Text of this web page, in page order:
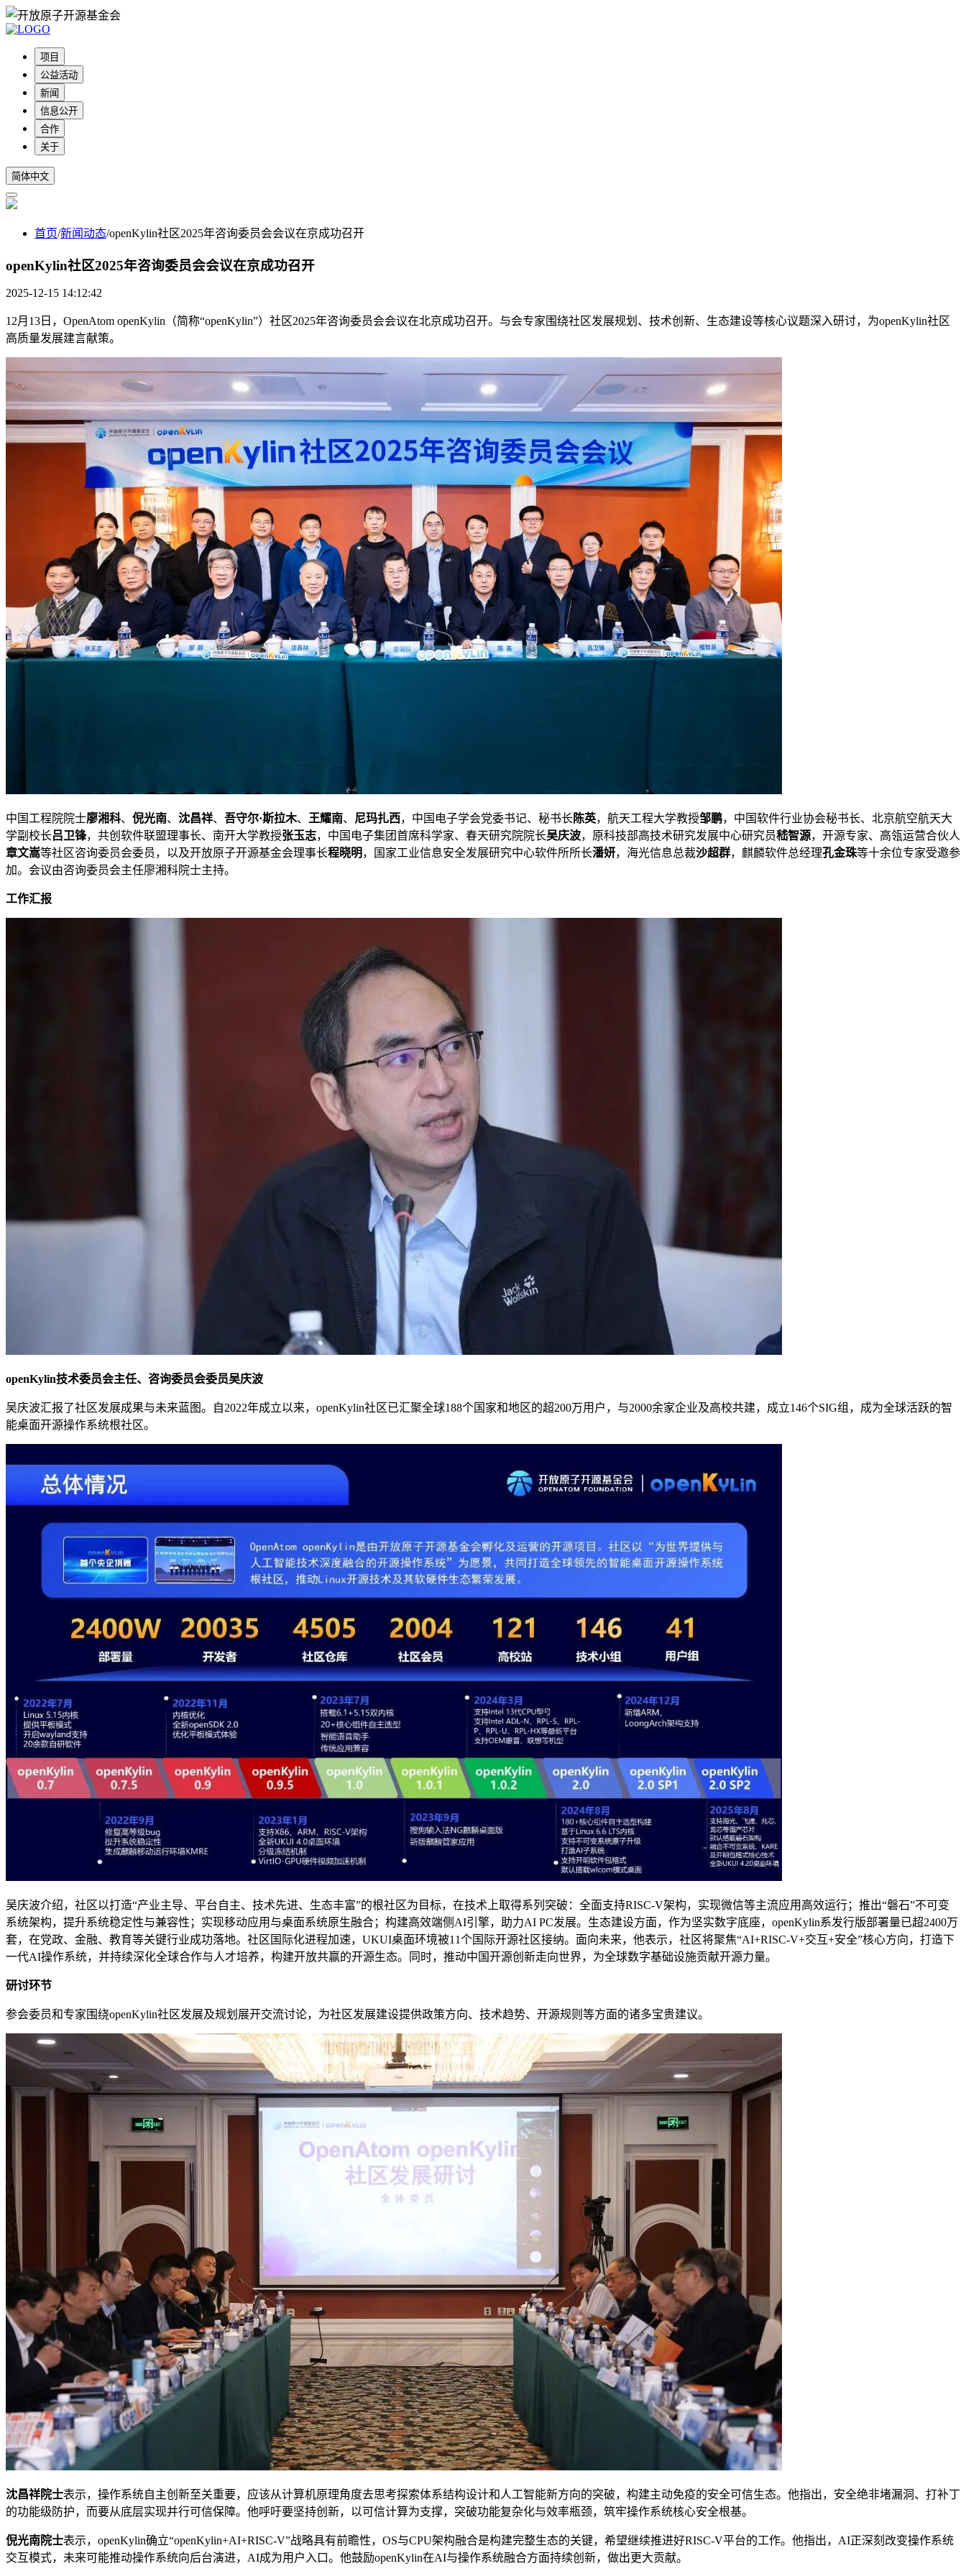
项目
公益活动
新闻
信息公开
合作
关于
简体中文
首页/新闻动态/openKylin社区2025年咨询委员会会议在京成功召开
openKylin社区2025年咨询委员会会议在京成功召开
2025-12-15 14:12:42
12月13日，OpenAtom openKylin（简称“openKylin”）社区2025年咨询委员会会议在北京成功召开。与会专家围绕社区发展规划、技术创新、生态建设等核心议题深入研讨，为openKylin社区
高质量发展建言献策。
中国工程院院士廖湘科、 倪光南、 沈昌祥、 吾守尔·斯拉木、 王耀南、 尼玛扎西，中国电子学会党委书记、秘书长陈英，航天工程大学教授邹鹏，中国软件行业协会秘书长、北京航空航天大
学副校长吕卫锋，共创软件联盟理事长、南开大学教授张玉志，中国电子集团首席科学家、春天研究院院长吴庆波，原科技部高技术研究发展中心研究员嵇智源，开源专家、高瓴运营合伙人
章文嵩等社区咨询委员会委员，以及开放原子开源基金会理事长程晓明 ，国家工业信息安全发展研究中心软件所所长潘妍，海光信息总裁沙超群，麒麟软件总经理孔金珠等十余位专家受邀参
加。会议由咨询委员会主任廖湘科院士主持。
工作汇报
openKylin技术委员会主任、咨询委员会委员吴庆波
吴庆波汇报了社区发展成果与未来蓝图。自2022年成立以来，openKylin社区已汇聚全球188个国家和地区的超200万用户，与2000余家企业及高校共建，成立146个SIG组，成为全球活跃的智
能桌面开源操作系统根社区。
吴庆波介绍，社区以打造“产业主导、平台自主、技术先进、生态丰富”的根社区为目标，在技术上取得系列突破：全面支持RISC-V架构，实现微信等主流应用高效运行；推出“磐石”不可变
系统架构，提升系统稳定性与兼容性；实现移动应用与桌面系统原生融合；构建高效端侧AI引擎，助力AI PC发展。生态建设方面，作为坚实数字底座，openKylin系发行版部署量已超2400万
套，在党政、金融、教育等关键行业成功落地。社区国际化进程加速，UKUI桌面环境被11个国际开源社区接纳。面向未来，他表示，社区将聚焦“AI+RISC-V+交互+安全”核心方向，打造下
一代AI操作系统，并持续深化全球合作与人才培养，构建开放共赢的开源生态。同时，推动中国开源创新走向世界，为全球数字基础设施贡献开源力量。
研讨环节
参会委员和专家围绕openKylin社区发展及规划展开交流讨论，为社区发展建设提供政策方向、技术趋势、开源规则等方面的诸多宝贵建议。
沈昌祥院士表示，操作系统自主创新至关重要，应该从计算机原理角度去思考探索体系结构设计和人工智能新方向的突破，构建主动免疫的安全可信生态。他指出，安全绝非堵漏洞、打补丁
的功能级防护，而要从底层实现并行可信保障。他呼吁要坚持创新，以可信计算为支撑，突破功能复杂化与效率瓶颈，筑牢操作系统核心安全根基。
倪光南院士表示，openKylin确立“openKylin+AI+RISC-V”战略具有前瞻性，OS与CPU架构融合是构建完整生态的关键，希望继续推进好RISC-V平台的工作。他指出，AI正深刻改变操作系统
交互模式，未来可能推动操作系统向后台演进，AI成为用户入口。他鼓励openKylin在AI与操作系统融合方面持续创新，做出更大贡献。